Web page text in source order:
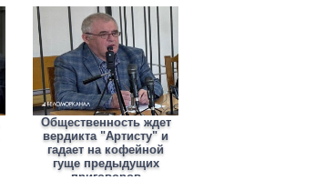
Общественность ждет
вердикта "Артисту" и
гадает на кофейной
гуще предыдущих
приговоров